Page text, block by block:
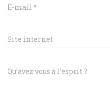
E-mail *
Site internet
Qu’avez vous à l’esprit ?